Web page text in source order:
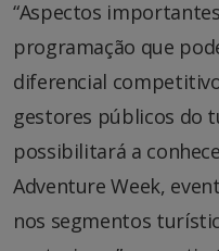
“Aspectos
programação que
diferencial
gestores públicos do
possibilitará a
Adventure Week,
nos segmentos